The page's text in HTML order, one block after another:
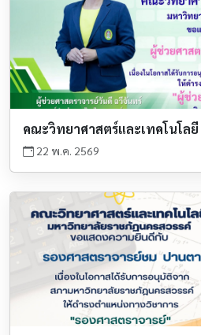
คณะวิทยาศาสตร์และเทคโนโล
22 พ.ค. 2569